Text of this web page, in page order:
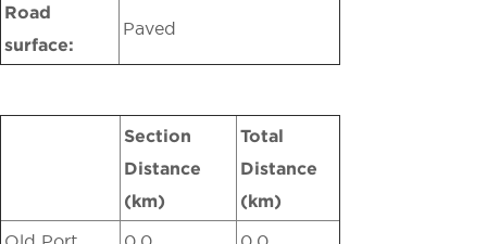
Road
surface:
Paved
Section
Distance
(km)
Total
Distance
(km)